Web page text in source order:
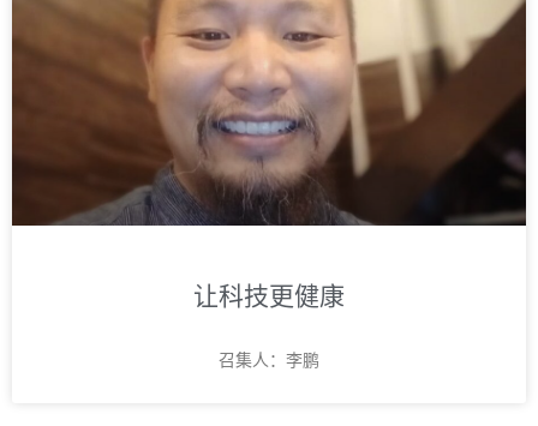
让科技更健康
召集人：李鹏